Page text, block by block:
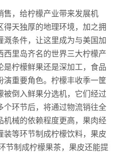
设备
，给柠檬产业带来发展机
得天独厚的地理环境，加之拥
溉条件，让这里成为与美国加
西里岛齐名的世界三大柠檬产
是柠檬鲜果还是深加工，食品
演重要角色。柠檬丰收季一筐
被倒入鲜果分选机，它们经过
个环节后，将通过物流销往全
机械的依赖程度更高，果肉经
装等环节制成柠檬饮料，果皮
节制成柠檬果茶，果皮还能提